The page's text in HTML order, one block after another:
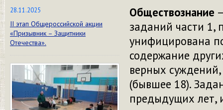
28.11.2025
II этап Общероссийской акции
«Призывник – Защитники
Отечества».
Обществознание
заданий части 1,
унифицирована
содержание
верных
(бывшее 18).
предыдущих лет,